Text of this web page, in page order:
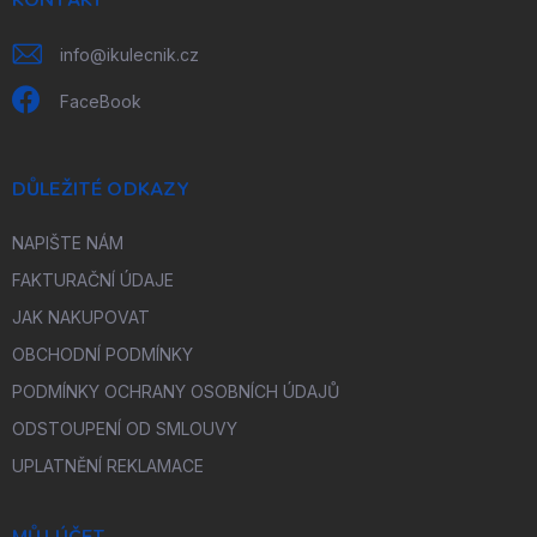
info@ikulecnik.cz
FaceBook
DŮLEŽITÉ ODKAZY
NAPIŠTE NÁM
FAKTURAČNÍ ÚDAJE
JAK NAKUPOVAT
OBCHODNÍ PODMÍNKY
PODMÍNKY OCHRANY OSOBNÍCH ÚDAJŮ
ODSTOUPENÍ OD SMLOUVY
UPLATNĚNÍ REKLAMACE